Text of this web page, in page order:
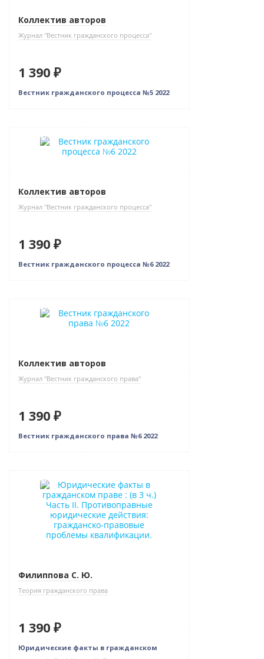
Коллектив авторов
Журнал "Вестник гражданского процесса"
1 390 ₽
Вестник гражданского процесса №5 2022
Новинка
Коллектив авторов
Журнал "Вестник гражданского процесса"
1 390 ₽
Вестник гражданского процесса №6 2022
Новинка
Коллектив авторов
Журнал "Вестник гражданского права"
1 390 ₽
Вестник гражданского права №6 2022
Новинка
Филиппова С. Ю.
Теория гражданского права
1 390 ₽
Юридические факты в гражданском